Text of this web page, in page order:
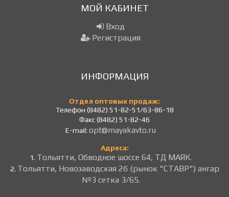
МОЙ КАБИНЕТ
Вход
Регистрация
ИНФОРМАЦИЯ
Отдел оптовых продаж:
Телефон (8482) 51-82-51/63-86-18
Факс (8482) 51-82-46
E-mail: opt@mayakavto.ru
Адреса:
1. Тольятти, Обводное шоссе 64, ТД МАЯК.
2. Тольятти, Новозаводская 2б (рынок "СТАВР") ангар
№3 сетка 3/65.